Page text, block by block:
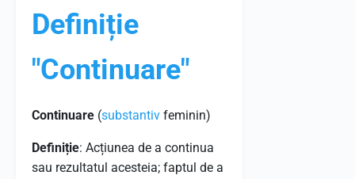
Definiție
"Continuare"
Continuare (substantiv feminin)
Definiție: Acțiunea de a continua
sau rezultatul acesteia; faptul de a